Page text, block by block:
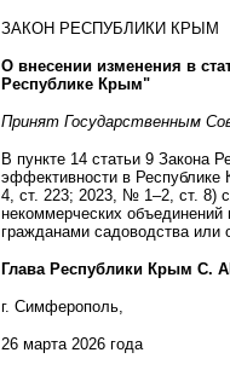
ЗАКОН РЕСПУБЛИКИ КРЫМ
О внесении изменения в
Республике Крым"
Принят Государственным
В пункте 14 статьи 9 Закона
эффективности в
4, ст. 223; 2023, № 1–2, ст. 8)
некоммерческих
гражданами садоводства или
Глава Республики Крым С.
г. Симферополь,
26 марта 2026 года